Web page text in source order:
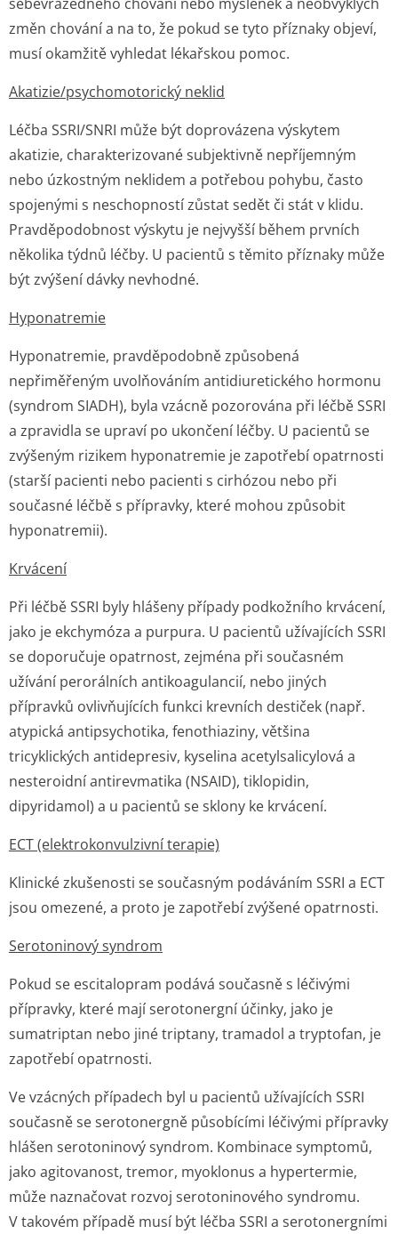
změn chování a na to, že pokud se tyto příznaky objeví,
musí okamžitě vyhledat lékařskou pomoc.
Akatizie/psycho­motorický neklid
Léčba SSRI/SNRI může být doprovázena výskytem
akatizie, charakterizované subjektivně nepříjemným
nebo úzkostným neklidem a potřebou pohybu, často
spojenými s neschopností zůstat sedět či stát v klidu.
Pravděpodobnost výskytu je nejvyšší během prvních
několika týdnů léčby. U pacientů s těmito příznaky může
být zvýšení dávky nevhodné.
Hyponatremie
Hyponatremie, pravděpodobně způsobená
nepřiměřeným uvolňováním antidiuretického hormonu
(syndrom SIADH), byla vzácně pozorována při léčbě SSRI
a zpravidla se upraví po ukončení léčby. U pacientů se
zvýšeným rizikem hyponatremie je zapotřebí opatrnosti
(starší pacienti nebo pacienti s cirhózou nebo při
současné léčbě s přípravky, které mohou způsobit
hyponatremii).
Krvácení
Při léčbě SSRI byly hlášeny případy podkožního krvácení,
jako je ekchymóza a purpura. U pacientů užívajících SSRI
se doporučuje opatrnost, zejména při současném
užívání perorálních antikoagulancií, nebo jiných
přípravků ovlivňujících funkci krevních destiček (např.
atypická antipsychotika, fenothiaziny, většina
tricyklických antidepresiv, kyselina acetylsalicylová a
nesteroidní antirevmatika (NSAID), tiklopidin,
dipyridamol) a u pacientů se sklony ke krvácení.
ECT (elektrokonvulzivní terapie)
Klinické zkušenosti se současným podáváním SSRI a ECT
jsou omezené, a proto je zapotřebí zvýšené opatrnosti.
Serotoninový syndrom
Pokud se escitalopram podává současně s léčivými
přípravky, které mají serotonergní účinky, jako je
sumatriptan nebo jiné triptany, tramadol a tryptofan, je
zapotřebí opatrnosti.
Ve vzácných případech byl u pacientů užívajících SSRI
současně se serotonergně působícími léčivými přípravky
hlášen serotoninový syndrom. Kombinace symptomů,
jako agitovanost, tremor, myoklonus a hypertermie,
může naznačovat rozvoj serotoninového syndromu.
V takovém případě musí být léčba SSRI a serotonergními